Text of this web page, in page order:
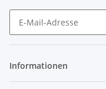
Informationen